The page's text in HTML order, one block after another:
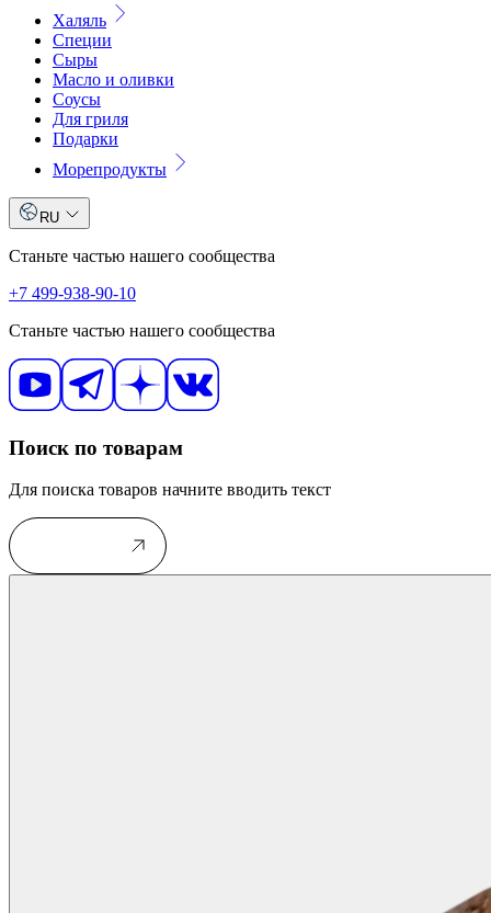
Халяль
Специи
Сыры
Масло и оливки
Соусы
Для гриля
Подарки
Морепродукты
RU
Станьте частью нашего сообщества
+7 499-938-90-10
Станьте частью нашего сообщества
Поиск по товарам
Для поиска товаров начните вводить текст